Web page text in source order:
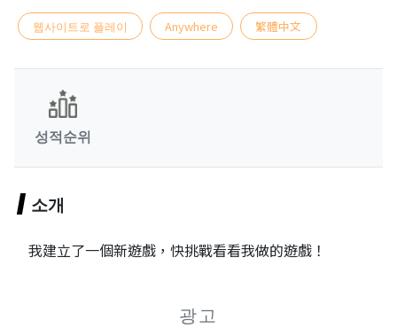
웹사이트로 플레이 Anywhere 繁體中文
성적순위
소개
我建立了一個新遊戲，快挑戰看看我做的遊戲！
광고